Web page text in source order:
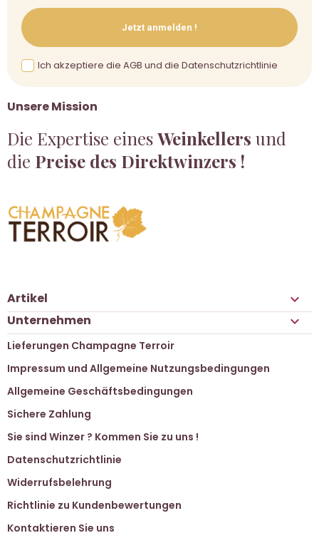
Unsere Mission
Die Expertise einesWeinkellers und
die Preise des Direktwinzers !
Jetzt anmelden !
Ich akzeptiere die AGB und die Datenschutzrichtlinie
Artikel 
Unternehmen 
Lieferungen Champagne Terroir
Impressum und Allgemeine Nutzungsbedingungen
Allgemeine Geschäftsbedingungen
Sichere Zahlung
Sie sind Winzer ? Kommen Sie zu uns !
Datenschutzrichtlinie
Widerrufsbelehrung
Richtlinie zu Kundenbewertungen
Kontaktieren Sie uns